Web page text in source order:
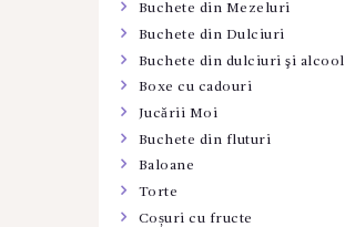
Buchete din Mezeluri
Buchete din Dulciuri
Buchete din dulciuri şi alcool
Boxe cu cadouri
Jucării Moi
Buchete din fluturi
Baloane
Torte
Coșuri cu fructe